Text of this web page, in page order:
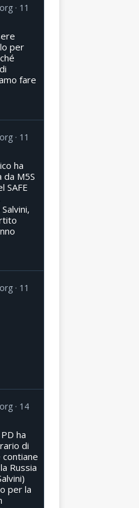
11
per
fare
11
ha
M5S
SAFE
11
14
ha
di
contiane
Russia
per la